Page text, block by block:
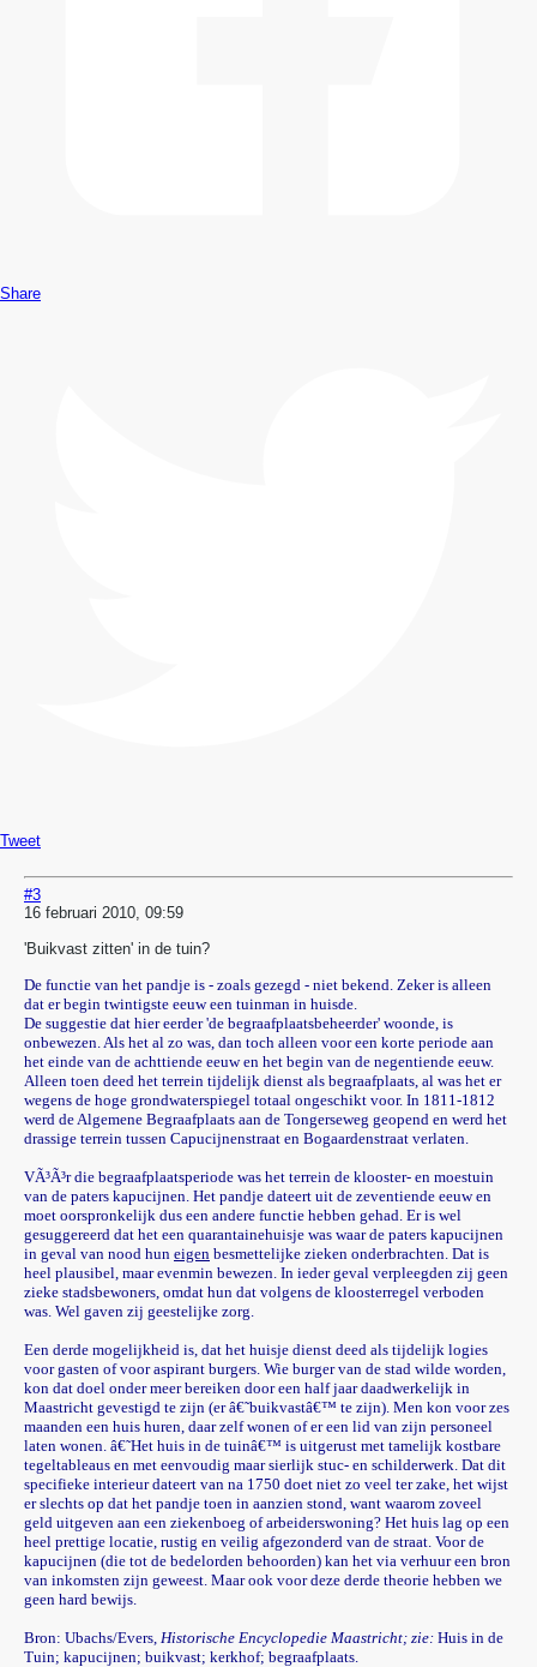
Share
Tweet
#3
16 februari 2010, 09:59
'Buikvast zitten' in de tuin?
De functie van het pandje is - zoals gezegd - niet bekend. Zeker is alleen
dat er begin twintigste eeuw een tuinman in huisde.
De suggestie dat hier eerder 'de begraafplaatsbeheerder' woonde, is
onbewezen. Als het al zo was, dan toch alleen voor een korte periode aan
het einde van de achttiende eeuw en het begin van de negentiende eeuw.
Alleen toen deed het terrein tijdelijk dienst als begraafplaats, al was het er
wegens de hoge grondwaterspiegel totaal ongeschikt voor. In 1811-1812
werd de Algemene Begraafplaats aan de Tongerseweg geopend en werd het
drassige terrein tussen Capucijnenstraat en Bogaardenstraat verlaten.
VÃ³Ã³r die begraafplaatsperiode was het terrein de klooster- en moestuin
van de paters kapucijnen. Het pandje dateert uit de zeventiende eeuw en
moet oorspronkelijk dus een andere functie hebben gehad. Er is wel
gesuggereerd dat het een quarantainehuisje was waar de paters kapucijnen
in geval van nood hun eigen besmettelijke zieken onderbrachten. Dat is
heel plausibel, maar evenmin bewezen. In ieder geval verpleegden zij geen
zieke stadsbewoners, omdat hun dat volgens de kloosterregel verboden
was. Wel gaven zij geestelijke zorg.
Een derde mogelijkheid is, dat het huisje dienst deed als tijdelijk logies
voor gasten of voor aspirant burgers. Wie burger van de stad wilde worden,
kon dat doel onder meer bereiken door een half jaar daadwerkelijk in
Maastricht gevestigd te zijn (er â€˜buikvastâ€™ te zijn). Men kon voor zes
maanden een huis huren, daar zelf wonen of er een lid van zijn personeel
laten wonen. â€˜Het huis in de tuinâ€™ is uitgerust met tamelijk kostbare
tegeltableaus en met eenvoudig maar sierlijk stuc- en schilderwerk. Dat dit
specifieke interieur dateert van na 1750 doet niet zo veel ter zake, het wijst
er slechts op dat het pandje toen in aanzien stond, want waarom zoveel
geld uitgeven aan een ziekenboeg of arbeiderswoning? Het huis lag op een
heel prettige locatie, rustig en veilig afgezonderd van de straat. Voor de
kapucijnen (die tot de bedelorden behoorden) kan het via verhuur een bron
van inkomsten zijn geweest. Maar ook voor deze derde theorie hebben we
geen hard bewijs.
Bron: Ubachs/Evers, Historische Encyclopedie Maastricht; zie: Huis in de
Tuin; kapucijnen; buikvast; kerkhof; begraafplaats.